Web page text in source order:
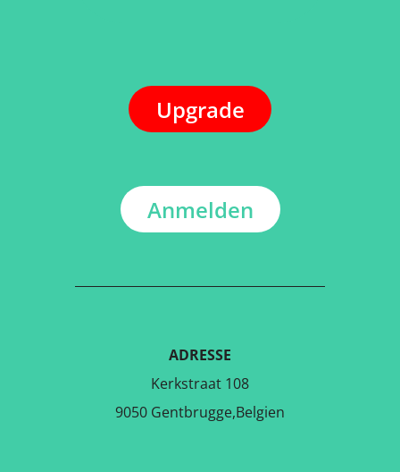
Upgrade
Anmelden
ADRESSE
Kerkstraat 108
9050 Gentbrugge,Belgien